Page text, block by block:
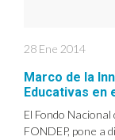
28 Ene 2014
Marco de la
Educativas en
El Fondo
FONDEP, pone a